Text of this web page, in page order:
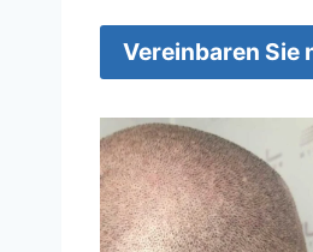
Vereinbaren Sie